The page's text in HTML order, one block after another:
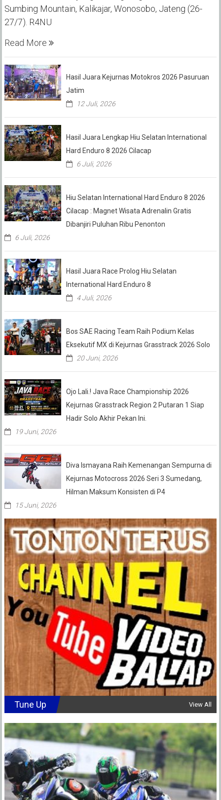
Sumbing Mountain, Kalikajar, Wonosobo, Jateng (26-
27/7). R4NU
Read More
Hasil Juara Kejurnas Motokros 2026 Pasuruan
Jatim
12 Juli, 2026
Hasil Juara Lengkap Hiu Selatan International
Hard Enduro 8 2026 Cilacap
6 Juli, 2026
Hiu Selatan International Hard Enduro 8 2026
Cilacap : Magnet Wisata Adrenalin Gratis
Dibanjiri Puluhan Ribu Penonton
6 Juli, 2026
Hasil Juara Race Prolog Hiu Selatan
International Hard Enduro 8
4 Juli, 2026
Bos SAE Racing Team Raih Podium Kelas
Eksekutif MX di Kejurnas Grasstrack 2026 Solo
20 Juni, 2026
Ojo Lali.! Java Race Championship 2026
Kejurnas Grasstrack Region 2 Putaran 1 Siap
Hadir Solo Akhir Pekan Ini.
19 Juni, 2026
Diva Ismayana Raih Kemenangan Sempurna di
Kejurnas Motocross 2026 Seri 3 Sumedang,
Hilman Maksum Konsisten di P4
15 Juni, 2026
Tune Up View All